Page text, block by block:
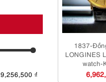
1837-
LONGINES
watch-
9,256,500 ₫